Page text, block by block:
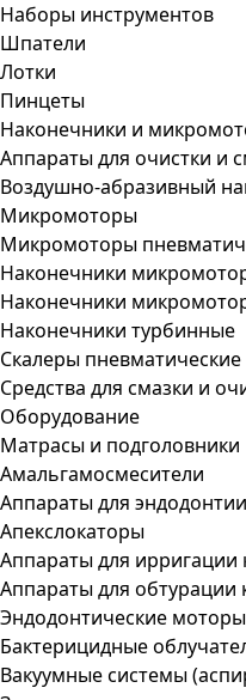
Наборы инструментов
Шпатели
Лотки
Пинцеты
Наконечники и
Аппараты для очистки и
Воздушно-абразивный
Микромоторы
Микромоторы
Наконечники
Наконечники
Наконечники турбинные
Скалеры пневматические
Средства для смазки и
Оборудование
Матрасы и подголовники
Амальгамосмесители
Аппараты для эндодонтии
Апекслокаторы
Аппараты для ирригации
Аппараты для обтурации
Эндодонтические моторы
Бактерицидные
Вакуумные системы